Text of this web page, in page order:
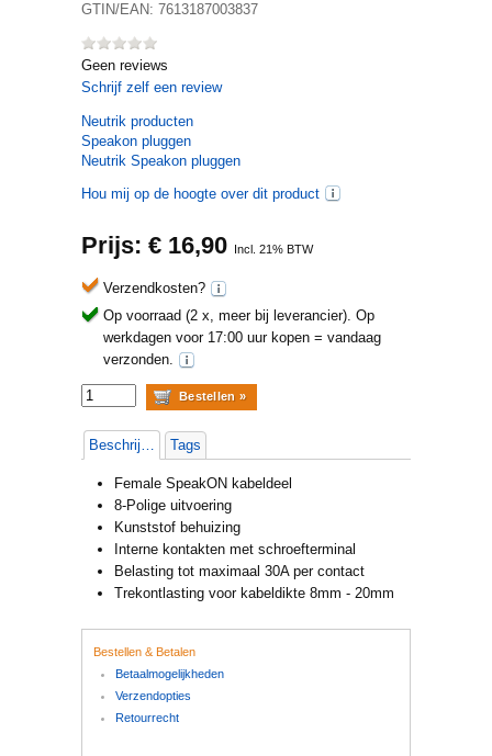
GTIN/EAN: 7613187003837
Geen reviews
Schrijf zelf een review
Neutrik producten
Speakon pluggen
Neutrik Speakon pluggen
Hou mij op de hoogte over dit product
Prijs: € 16,90 Incl. 21% BTW
Verzendkosten?
Op voorraad (2 x, meer bij leverancier). Op
werkdagen voor 17:00 uur kopen = vandaag
verzonden.
Beschrijving Tags
Female SpeakON kabeldeel
8-Polige uitvoering
Kunststof behuizing
Interne kontakten met schroefterminal
Belasting tot maximaal 30A per contact
Trekontlasting voor kabeldikte 8mm - 20mm
Bestellen & Betalen
Betaalmogelijkheden
Verzendopties
Retourrecht